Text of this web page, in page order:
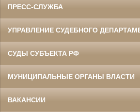
ПРЕСС-СЛУЖБА
УПРАВЛЕНИЕ СУДЕБНОГО
СУДЫ СУБЪЕКТА РФ
МУНИЦИПАЛЬНЫЕ ОРГАНЫ ВЛАСТИ
ВАКАНСИИ